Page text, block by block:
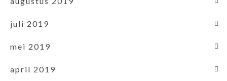
juli 2019
mei 2019
april 2019